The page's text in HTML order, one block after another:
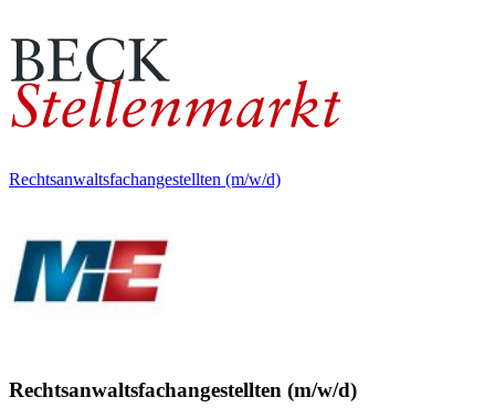
Rechtsanwaltsfachangestellten (m/w/d)
Rechtsanwaltsfachangestellten (m/w/d)